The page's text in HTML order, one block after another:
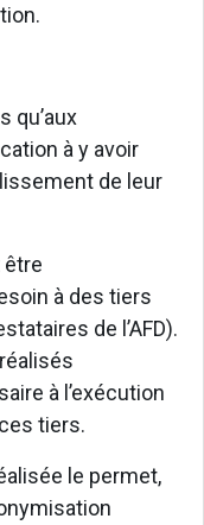
qu’aux
à y avoir
de leur
à des tiers
de l’AFD).
à l’exécution
tiers.
le permet,